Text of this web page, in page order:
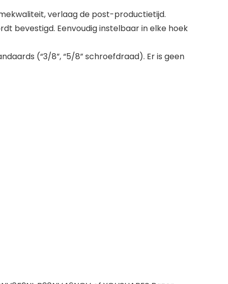
verlaag de post-productietijd.
bevestigd. Eenvoudig instelbaar in elke hoek
(“3/8”, “5/8” schroefdraad). Er is geen